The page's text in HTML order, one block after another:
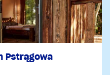
Pstrągowa